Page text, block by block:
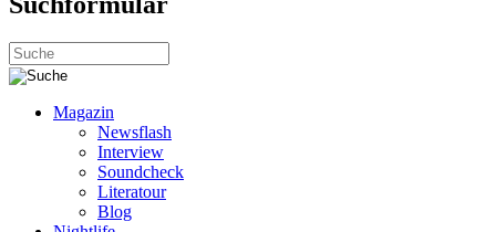
Magazin
Newsflash
Interview
Soundcheck
Literatour
Blog